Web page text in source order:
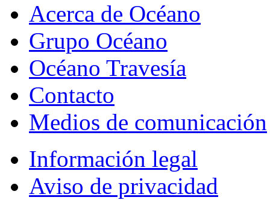
Acerca de Océano
Grupo Océano
Océano Travesía
Contacto
Medios de comunicación
Información legal
Aviso de privacidad